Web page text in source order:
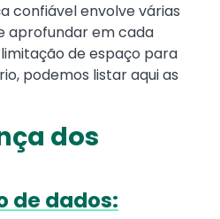
confiável envolve várias
aprofundar em cada
de espaço para
podemos listar aqui as
dos
de dados: